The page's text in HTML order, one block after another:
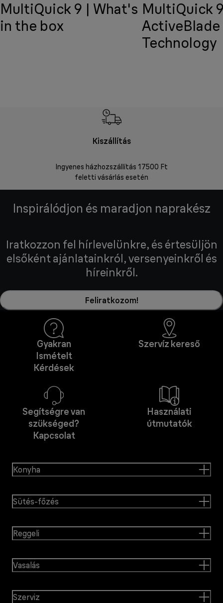
MultiQuick 9 | What's
in the box
MultiQuick
ActiveBlade
Technology
Kiszállítás
Ingyenes házhozszállítás 17500 Ft
feletti vásárlás esetén
Inspirálódjon és maradjon naprakész
Iratkozzon fel hírlevelünkre, és értesüljön
elsőként ajánlatainkról, versenyeinkről és
híreinkről.
Feliratkozom!
Gyakran
Ismételt
Kérdések
Szervíz kereső
Segítségre van
szükséged?
Kapcsolat
Használati
útmutatók
Konyha
Sütés-főzés
Reggeli
Vasalás
Szerviz